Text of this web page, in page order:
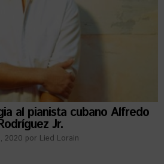
al pianista cubano Alfredo
Jr.
2020 por Lied Lorain